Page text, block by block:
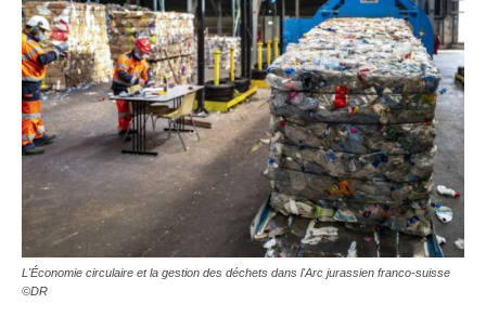
L'Économie circulaire et la gestion des déchets dans l'Arc jurassien franco-suisse
©DR